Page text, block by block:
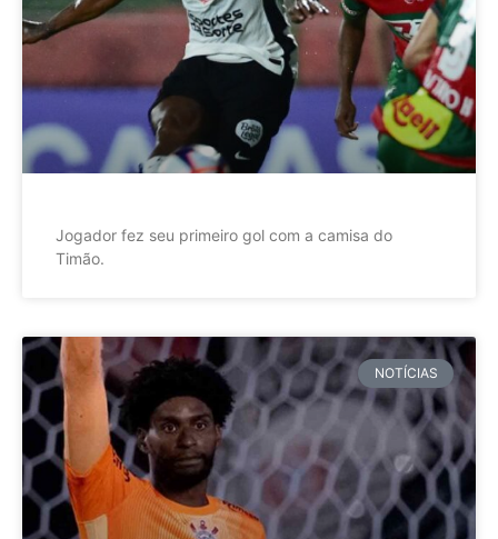
Jogador fez seu primeiro gol com a camisa do
Timão.
NOTÍCIAS